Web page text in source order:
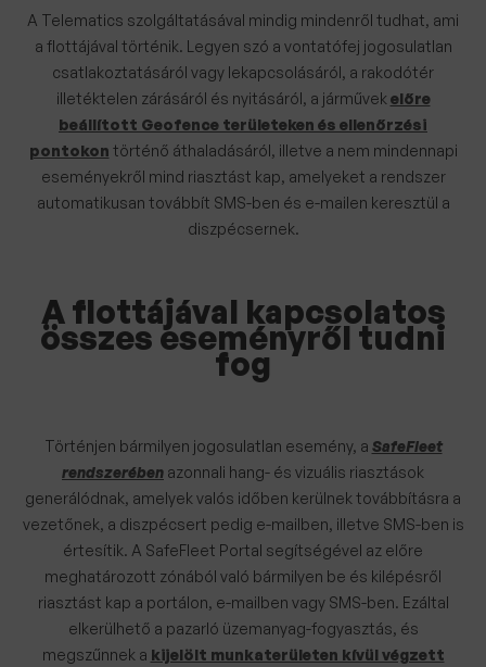
A Telematics szolgáltatásával mindig mindenről tudhat, ami
a flottájával történik. Legyen szó a vontatófej jogosulatlan
csatlakoztatásáról vagy lekapcsolásáról, a rakodótér
illetéktelen zárásáról és nyitásáról, a járművek előre
beállított Geofence területeken és ellenőrzési
pontokon történő áthaladásáról, illetve a nem mindennapi
eseményekről mind riasztást kap, amelyeket a rendszer
automatikusan továbbít SMS-ben és e-mailen keresztül a
diszpécsernek.
A flottájával kapcsolatos
összes eseményről tudni
fog
Történjen bármilyen jogosulatlan esemény, a SafeFleet
rendszerében azonnali hang- és vizuális riasztások
generálódnak, amelyek valós időben kerülnek továbbításra a
vezetőnek, a diszpécsert pedig e-mailben, illetve SMS-ben is
értesítik. A SafeFleet Portal segítségével az előre
meghatározott zónából való bármilyen be és kilépésről
riasztást kap a portálon, e-mailben vagy SMS-ben. Ezáltal
elkerülhető a pazarló üzemanyag-fogyasztás, és
megszűnnek a kijelölt munkaterületen kívül végzett